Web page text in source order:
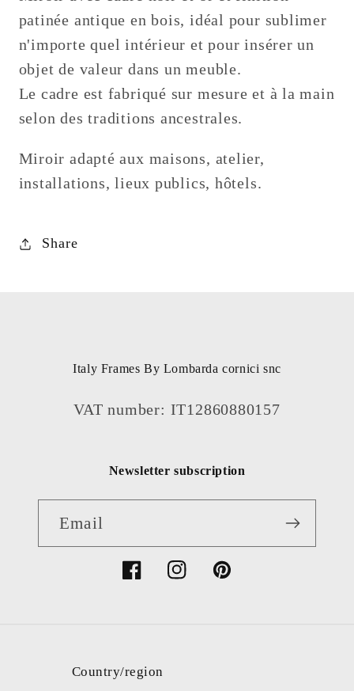
patinée antique en bois, idéal pour sublimer
n'importe quel intérieur et pour insérer un
objet de valeur dans un meuble.
Le cadre est fabriqué sur mesure et à la main
selon des traditions ancestrales.
Miroir adapté aux maisons, atelier,
installations, lieux publics, hôtels.
Share
Italy Frames By Lombarda cornici snc
VAT number: IT12860880157
Newsletter subscription
Email
FacebookInstagramPinterest
Country/region